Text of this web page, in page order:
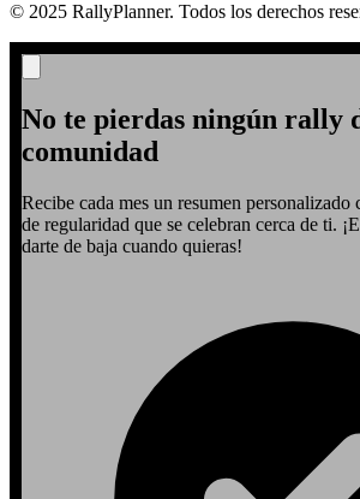
© 2025 RallyPlanner. Todos los derechos
No te pierdas ningún rally
comunidad
Recibe cada mes un resumen personalizado
de regularidad que se celebran cerca de ti.
darte de baja cuando quieras!